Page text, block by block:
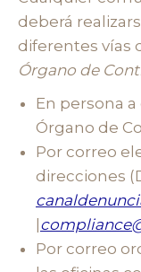
deberá
diferentes vías
Órgano de
En persona
Órgano de
Por correo
direcciones
Por correo